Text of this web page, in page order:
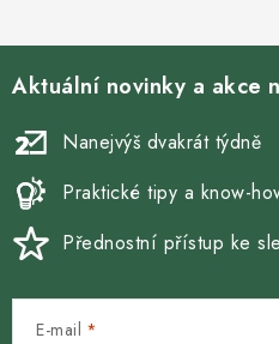
Aktuální novinky a akce
Nanejvýš dvakrát týdně
Praktické tipy a know-
Přednostní přístup ke
E-mail